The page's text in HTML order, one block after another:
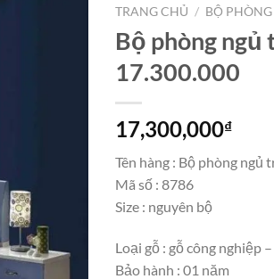
TRANG CHỦ / BỘ
Bộ phòng ngủ
17.300.000
17,300,000₫
Tên hàng : Bộ phòng ngủ
Mã số : 8786
Size : nguyên bộ
Loại gỗ : gỗ công nghiệp
Bảo hành : 01 năm